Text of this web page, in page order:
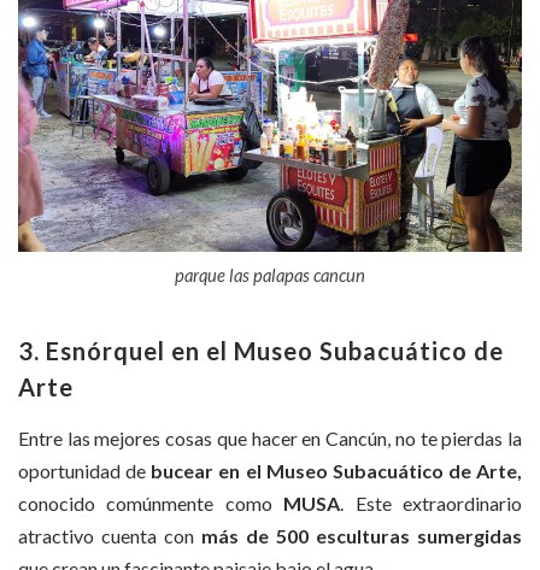
parque las palapas cancun
3. Esnórquel en el Museo Subacuático de
Arte
Entre las mejores cosas que hacer en Cancún, no te pierdas la
oportunidad de bucear en el Museo Subacuático de Arte,
conocido comúnmente como MUSA. Este extraordinario
atractivo cuenta con más de 500 esculturas sumergidas